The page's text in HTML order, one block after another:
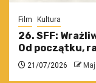
Film Kultura
26. SFF:
Od początku,
21/07/2026